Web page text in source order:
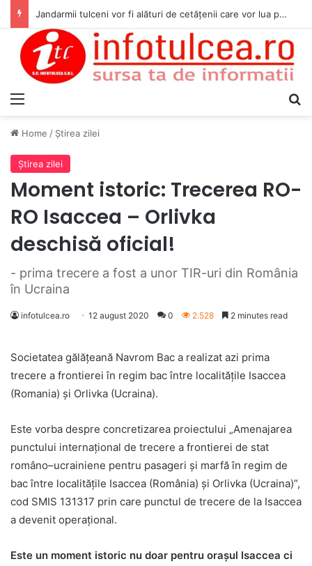
Jandarmii tulceni vor fi alături de cetățenii care vor lua parte la Festivalul Folk Țestos
Home / Ştirea zilei
Ştirea zilei
Moment istoric: Trecerea RO-
RO Isaccea – Orlivka
deschisă oficial!
- prima trecere a fost a unor TIR-uri din România
în Ucraina
infotulcea.ro 12 august 2020 0 2.528 2 minutes read
Societatea gălăţeană Navrom Bac a realizat azi prima
trecere a frontierei în regim bac între localitățile Isaccea
(Romania) și Orlivka (Ucraina).
Este vorba despre concretizarea proiectului „Amenajarea
punctului internațional de trecere a frontierei de stat
româno–ucrainiene pentru pasageri și marfă în regim de
bac între localitățile Isaccea (România) și Orlivka (Ucraina)”,
cod SMIS 131317 prin care punctul de trecere de la Isaccea
a devenit operaţional.
Este un moment istoric nu doar pentru oraşul Isaccea ci